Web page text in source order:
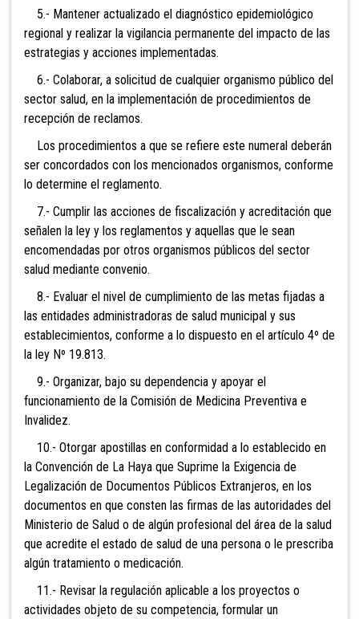
5.- Mantener actualizado el diagnóstico epidemiológico
regional y realizar la vigilancia permanente del impacto de las
estrategias y acciones implementadas.
6.- Colaborar, a solicitud de cualquier organismo público del
sector salud, en la implementación de procedimientos de
recepción de reclamos.
Los procedimientos a que se refiere este numeral deberán
ser concordados con los mencionados organismos, conforme
lo determine el reglamento.
7.- Cumplir las acciones de fiscalización y acreditación que
señalen la ley y los reglamentos y aquellas que le sean
encomendadas por otros organismos públicos del sector
salud mediante convenio.
8.- Evaluar el nivel de cumplimiento de las metas fijadas a
las entidades administradoras de salud municipal y sus
establecimientos, conforme a lo dispuesto en el artículo 4º de
la ley Nº 19.813.
9.- Organizar, bajo su dependencia y apoyar el
funcionamiento de la Comisión de Medicina Preventiva e
Invalidez.
10.- Otorgar apostillas en conformidad a lo establecido en
la Convención de La Haya que Suprime la Exigencia de
Legalización de Documentos Públicos Extranjeros, en los
documentos en que consten las firmas de las autoridades del
Ministerio de Salud o de algún profesional del área de la salud
que acredite el estado de salud de una persona o le prescriba
algún tratamiento o medicación.
11.- Revisar la regulación aplicable a los proyectos o
actividades objeto de su competencia, formular un